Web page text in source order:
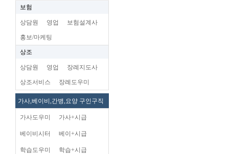
보험
상담원 영업 보험설계사
홍보/마케팅
상조
상담원 영업 장례지도사
상조서비스 장례도우미
가사,베이비,간병,요양 구인구직
가사도우미 가사+시급
베이비시터 베이+시급
학습도우미 학습+시급